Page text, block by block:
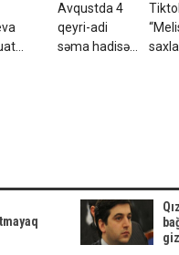
Avqustda 4
qeyri-adi
səma hadisəsi